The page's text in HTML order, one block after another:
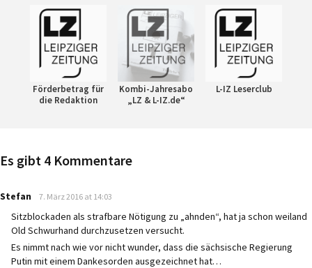
Förderbetrag für
die Redaktion
Kombi-Jahresabo
„LZ & L-IZ.de“
L-IZ Leserclub
Es gibt 4 Kommentare
Stefan says:
7. März 2016 at 14:03
Sitzblockaden als strafbare Nötigung zu „ahnden“, hat ja schon weiland
Old Schwurhand durchzusetzen versucht.
Es nimmt nach wie vor nicht wunder, dass die sächsische Regierung
Putin mit einem Dankesorden ausgezeichnet hat…